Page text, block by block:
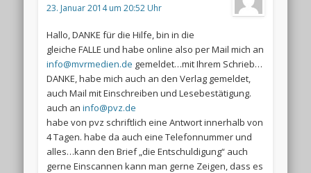
23. Januar 2014 um 20:52 Uhr
Hallo, DANKE für die Hilfe, bin in die
gleiche FALLE und habe online also per Mail mich an
info@mvrmedien.de gemeldet…mit Ihrem Schrieb…
DANKE, habe mich auch an den Verlag gemeldet,
auch Mail mit Einschreiben und Lesebestätigung.
auch an info@pvz.de
habe von pvz schriftlich eine Antwort innerhalb von
4 Tagen. habe da auch eine Telefonnummer und
alles…kann den Brief „die Entschuldigung“ auch
gerne Einscannen kann man gerne Zeigen, dass es